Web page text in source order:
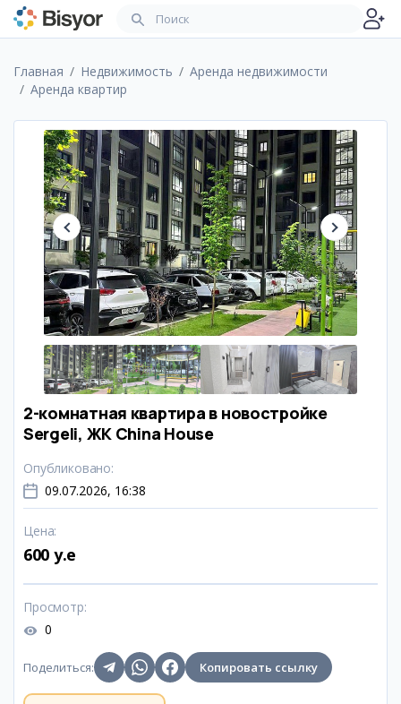
Главная Недвижимость
Аренда недвижимости
Аренда квартир
2-комнатная квартира в новостройке
Sergeli, ЖК China House
Опубликовано:
09.07.2026, 16:38
Цена:
600 y.e
Просмотр:
0
Поделиться: Копировать ссылку